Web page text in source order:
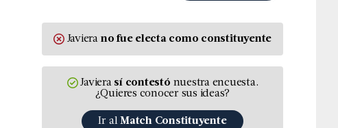
Javiera no fue electacomo constituyente
Javiera sí contestó nuestra encuesta.
¿Quieres conocer sus ideas?
Ir alMatch Constituyente